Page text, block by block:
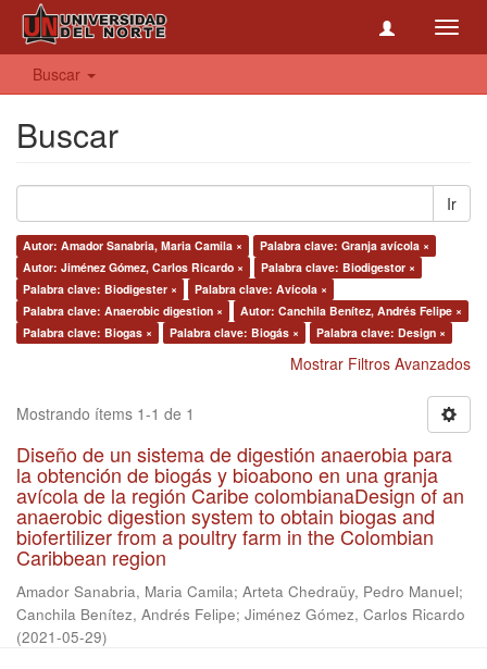
Buscar
Buscar
Ir
Autor: Amador Sanabria, Maria Camila ×
Palabra clave: Granja avícola ×
Autor: Jiménez Gómez, Carlos Ricardo ×
Palabra clave: Biodigestor ×
Palabra clave: Biodigester ×
Palabra clave: Avícola ×
Palabra clave: Anaerobic digestion ×
Autor: Canchila Benítez, Andrés Felipe ×
Palabra clave: Biogas ×
Palabra clave: Biogás × Palabra clave: Design ×
Mostrar Filtros Avanzados
Mostrando ítems 1-1 de 1
Diseño de un sistema de digestión anaerobia para
la obtención de biogás y bioabono en una granja
avícola de la región Caribe colombianaDesign of an
anaerobic digestion system to obtain biogas and
biofertilizer from a poultry farm in the Colombian
Caribbean region
Amador Sanabria, Maria Camila; Arteta Chedraüy, Pedro Manuel;
Canchila Benítez, Andrés Felipe; Jiménez Gómez, Carlos Ricardo
(2021-05-29)